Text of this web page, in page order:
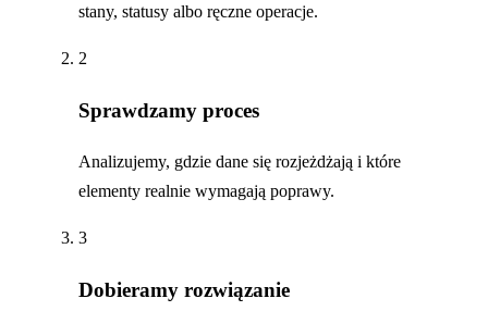
stany, statusy albo ręczne operacje.
2
Sprawdzamy proces
Analizujemy, gdzie dane się rozjeżdżają i które
elementy realnie wymagają poprawy.
3
Dobieramy rozwiązanie